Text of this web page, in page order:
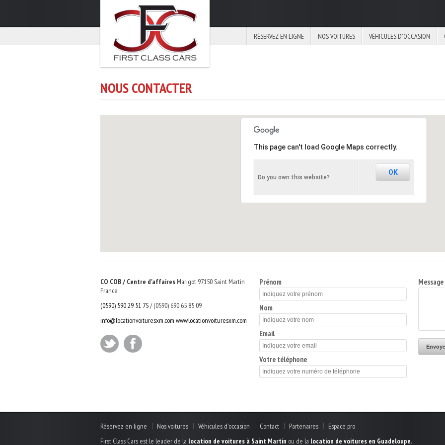
RÉSERVEZ EN LIGNE NOS VOITURES VÉHICULES D'OCCASION
NOUS CONTACTER
This page can't load Google Maps correctly.
Do you own this website?
OK
CO COB / Centre d'affaires Marigot 97150Saint Martin
France
(0590) 590 29 51 75/ (0590) 690 65 85 09
info@locationvoituresxm.com www.locationvoituresxm.com
Prénom
Nom
Email
Votre téléphone
Message
Réservez en ligne Nos voitures Véhicules d'occasion Contact Partenaires
Espace pro
First Class Cars est le leader de la location de voitures à Saint Martin ou de la location de voitures en Guadeloupe.